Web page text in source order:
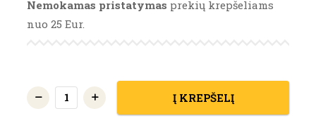
Nemokamas pristatymas prekių krepšeliams
nuo 25 Eur.
(Rinkinys
Į KREPŠELĮ